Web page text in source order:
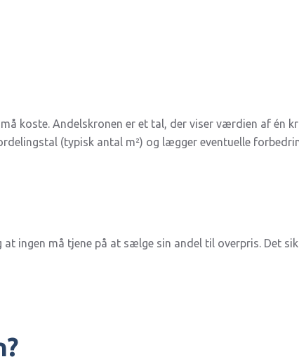
koste. Andelskronen er et tal, der viser værdien af én
(typisk antal m²) og lægger eventuelle
ingen må tjene på at sælge sin andel til overpris. Det